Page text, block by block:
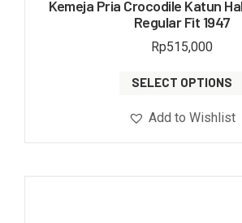
Kemeja Pria Crocodile Katun
Regular Fit 1947
Rp515,000
SELECT OPTIONS
Add to Wishlist